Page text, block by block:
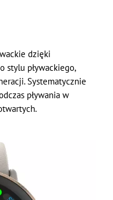
dzięki
stylu pływackiego,
Systematycznie
pływania w